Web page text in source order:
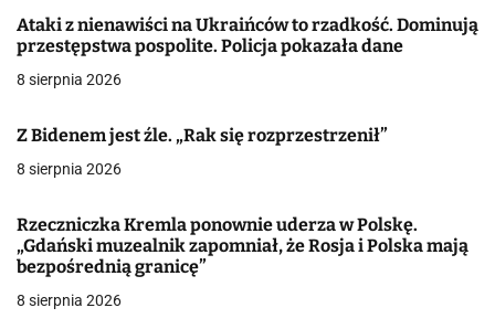
a
c
a
p
i
s
Ataki z nienawiści na Ukraińców to rzadkość. Dominują
przestępstwa pospolite. Policja pokazała dane
8 sierpnia 2026
Z Bidenem jest źle. „Rak się rozprzestrzenił”
8 sierpnia 2026
Rzeczniczka Kremla ponownie uderza w Polskę.
„Gdański muzealnik zapomniał, że Rosja i Polska mają
bezpośrednią granicę”
8 sierpnia 2026